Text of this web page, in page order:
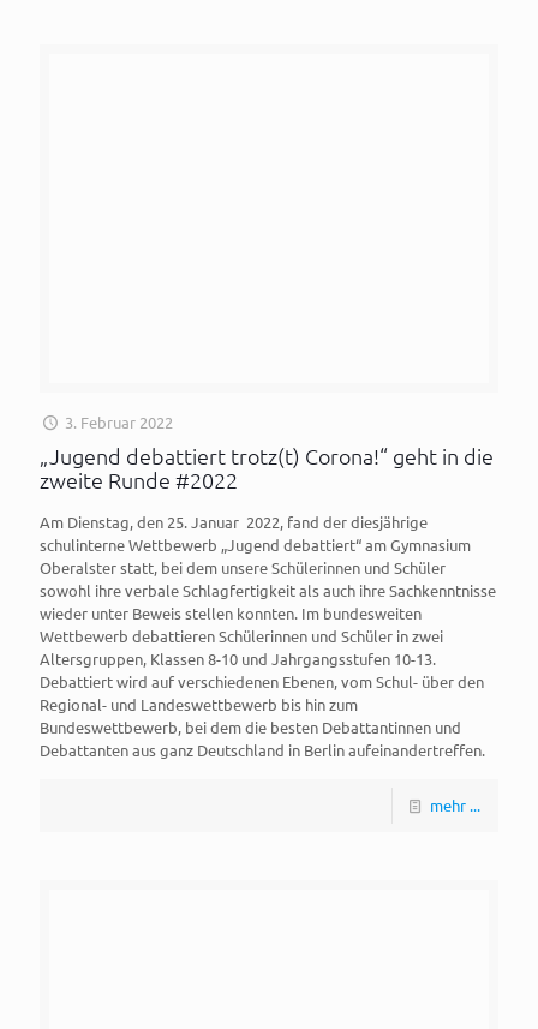
3. Februar 2022
„Jugend debattiert trotz(t) Corona!“ geht in die
zweite Runde #2022
Am Dienstag, den 25. Januar 2022, fand der diesjährige
schulinterne Wettbewerb „Jugend debattiert“ am Gymnasium
Oberalster statt, bei dem unsere Schülerinnen und Schüler
sowohl ihre verbale Schlagfertigkeit als auch ihre Sachkenntnisse
wieder unter Beweis stellen konnten. Im bundesweiten
Wettbewerb debattieren Schülerinnen und Schüler in zwei
Altersgruppen, Klassen 8-10 und Jahrgangsstufen 10-13.
Debattiert wird auf verschiedenen Ebenen, vom Schul- über den
Regional- und Landeswettbewerb bis hin zum
Bundeswettbewerb, bei dem die besten Debattantinnen und
Debattanten aus ganz Deutschland in Berlin aufeinandertreffen.
mehr ...